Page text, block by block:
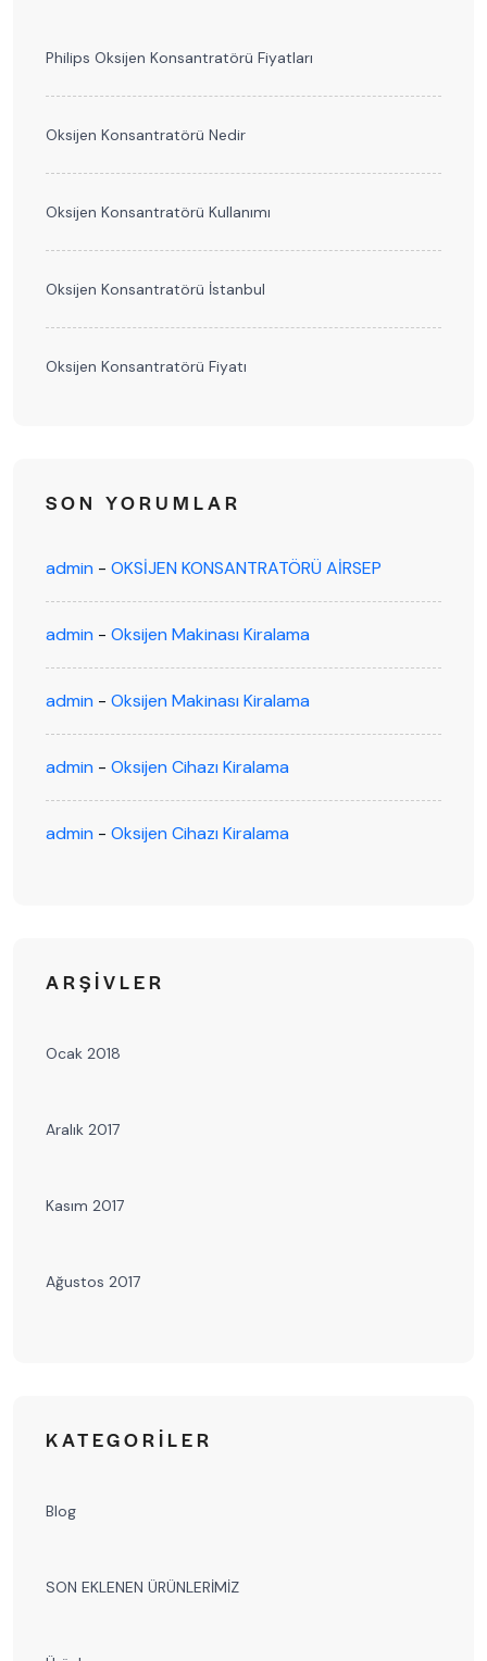
Philips Oksijen Konsantratörü Fiyatları
Oksijen Konsantratörü Nedir
Oksijen Konsantratörü Kullanımı
Oksijen Konsantratörü İstanbul
Oksijen Konsantratörü Fiyatı
SON YORUMLAR
admin - OKSİJEN KONSANTRATÖRÜ AİRSEP
admin - Oksijen Makinası Kiralama
admin - Oksijen Makinası Kiralama
admin - Oksijen Cihazı Kiralama
admin - Oksijen Cihazı Kiralama
ARŞIVLER
Ocak 2018
Aralık 2017
Kasım 2017
Ağustos 2017
KATEGORILER
Blog
SON EKLENEN ÜRÜNLERİMİZ